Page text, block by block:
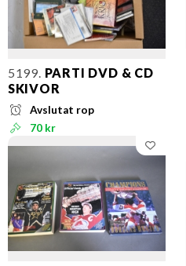
5199. PARTI DVD & CD
SKIVOR
Avslutat rop
70 kr